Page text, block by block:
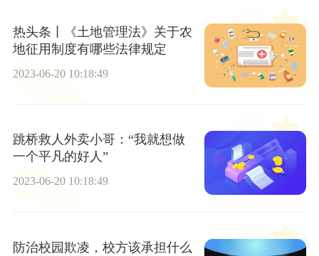
热头条丨《土地管理法》关于农
地征用制度有哪些法律规定
2023-06-20 10:18:49
跳桥救人外卖小哥：“我就想做
一个平凡的好人”
2023-06-20 10:18:49
防治校园欺凌，校方该承担什么